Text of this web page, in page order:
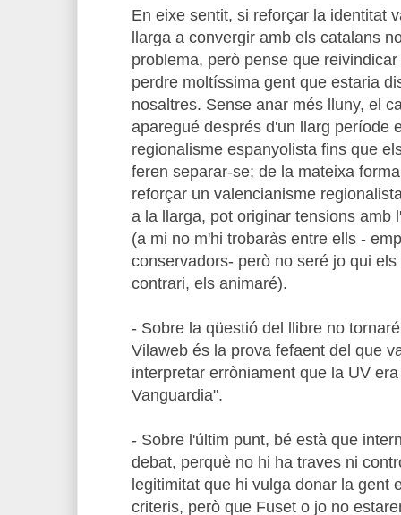
En eixe sentit, si reforçar la identitat
llarga a convergir amb els catalans
problema, però pense que
perdre moltíssima gent que estaria
nosaltres. Sense anar més lluny, el
aparegué després d'un llarg període
regionalisme espanyolista fins que
feren separar-se; de la mateixa
reforçar un valencianisme
a la llarga, pot originar tensions amb
(a mi no m'hi trobaràs entre ells -
conservadors- però no seré jo qui
contrari, els animaré).
- Sobre la qüestió del llibre no
Vilaweb és la prova fefaent del que
interpretar erròniament que la UV
Vanguardia".
- Sobre l'últim punt, bé està que
debat, perquè no hi ha traves ni
legitimitat que hi vulga donar la gent
criteris, però que Fuset o jo no